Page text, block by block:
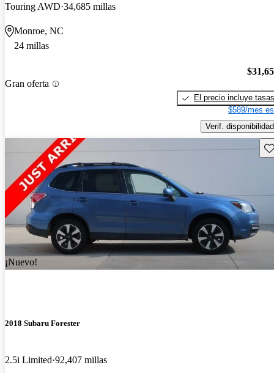
Touring AWD 34,685 millas
Monroe, NC
24 millas
Gran oferta
El precio incluye tasas
$589/mes
Verif. disponibilidad
¡Nuevo!
2018 Subaru Forester
2.5i Limited 92,407 millas